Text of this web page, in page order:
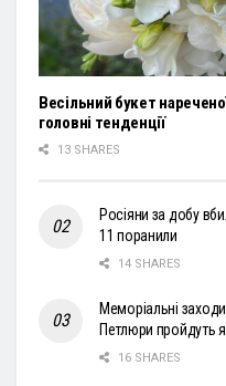
Весільний букет
головні тенденції
13 SHARES
Росіяни за добу
11 поранили
14 SHARES
Меморіальні
Петлюри пройдуть
16 SHARES